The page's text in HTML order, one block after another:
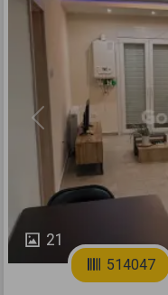
21
Previous
514047